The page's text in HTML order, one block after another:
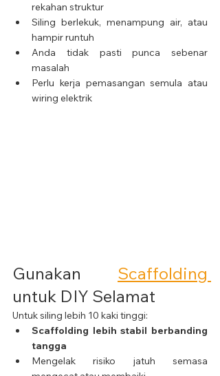
rekahan struktur
Siling berlekuk, menampung air, atau
hampir runtuh
Anda tidak pasti punca sebenar
masalah
Perlu kerja pemasangan semula atau
wiring elektrik
Gunakan
untuk DIY Selamat
Untuk siling lebih 10 kaki tinggi:
Scaffolding lebih stabil berbanding
tangga
Mengelak risiko jatuh semasa